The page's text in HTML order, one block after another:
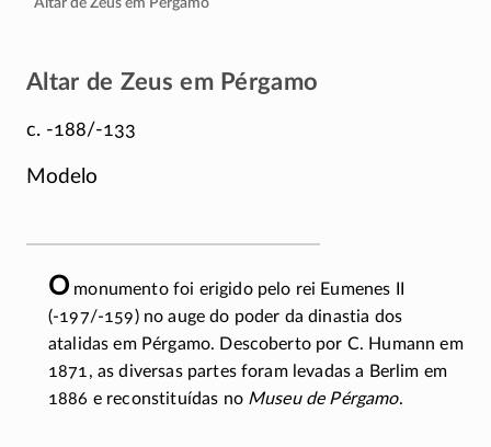
Altar de Zeus em Pérgamo
c. -188/-133
Modelo
O monumento foi erigido pelo rei Eumenes II
(-197/-159)no auge do poder da dinastia dos
atalidas em Pérgamo. Descoberto por C. Humann em
1871, as diversas partes foram levadas a Berlim em
1886 e reconstituídas no Museu de Pérgamo.